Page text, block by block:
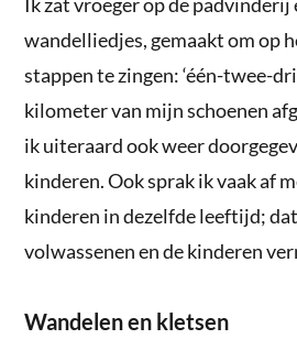
wandelliedjes, gemaakt om op
stappen te zingen: ‘één-twee-
kilometer van mijn schoenen
ik uiteraard ook weer
kinderen. Ook sprak ik vaak af
kinderen in dezelfde leeftijd;
volwassenen en de kinderen
Wandelen en kletsen